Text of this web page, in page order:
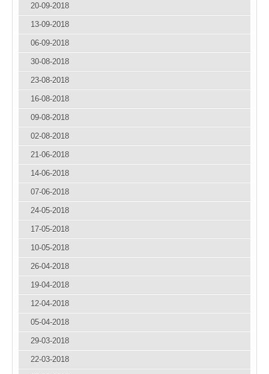
20-09-2018
13-09-2018
06-09-2018
30-08-2018
23-08-2018
16-08-2018
09-08-2018
02-08-2018
21-06-2018
14-06-2018
07-06-2018
24-05-2018
17-05-2018
10-05-2018
26-04-2018
19-04-2018
12-04-2018
05-04-2018
29-03-2018
22-03-2018